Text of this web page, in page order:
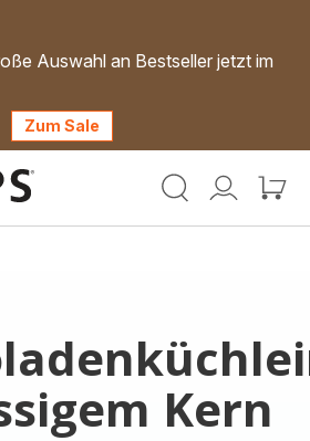
Auswahl an Bestseller jetzt im
Zum Sale
Mein
Mein
Kern